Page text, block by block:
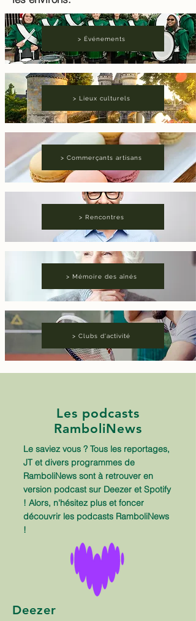
> Événements
> Lieux culturels
> Commerçants artisans
> Rencontres
> Mémoire des aînés
> Clubs d'activité
Les podcasts
RamboliNews
Le saviez vous ? Tous les reportages,
JT et divers programmes de
RamboliNews sont à retrouver en
version podcast sur Deezer et Spotify
! Alors, n'hésitez plus et foncer
découvrir les podcasts RamboliNews
!
Deezer